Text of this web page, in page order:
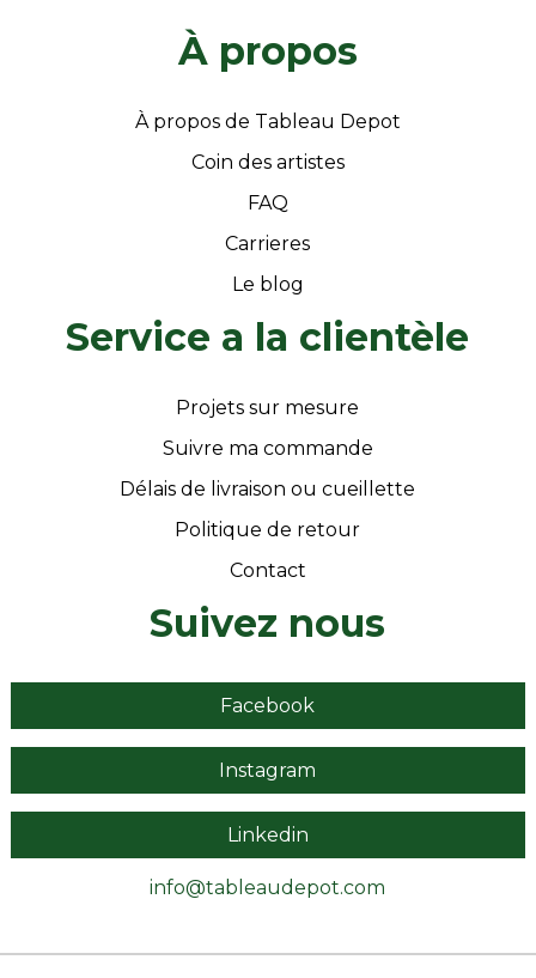
À propos
À propos de Tableau Depot
Coin des artistes
FAQ
Carrieres
Le blog
Service a la clientèle
Projets sur mesure
Suivre ma commande
Délais de livraison ou cueillette
Politique de retour
Contact
Suivez nous
Facebook
Instagram
Linkedin
info@tableaudepot.com